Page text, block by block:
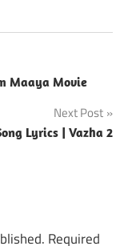
Maaya Movie
Next Post
Lyrics | Vazha 2
Required